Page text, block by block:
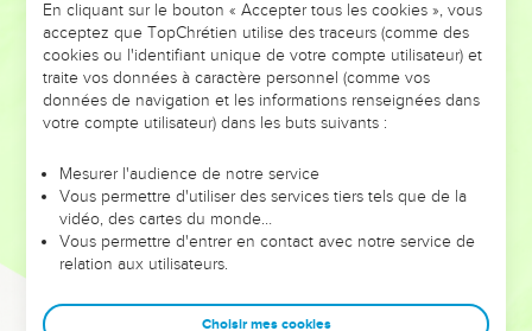
DE L’ANNÉE !
ET SI LEURS ERREURS POUVAIENT VOUS ÉVITER LES
VOTRES ?
leur foi ou leur vision. Mais on voit moins les doutes, les erreurs
et les saisons difficiles qu'ils ont traversés, alors même que ce
sont elles qui les ont façonnés.
Dans cette conférence, leaders, entrepreneurs, et responsables
clés pour avancer avec plus de sagesse afin que leurs erreurs
En cliquant sur le bouton « Accepter tous les cookies », vous
acceptez que TopChrétien utilise des traceurs (comme des
cookies ou l'identifiant unique de votre compte utilisateur) et
traite vos données à caractère personnel (comme vos
données de navigation et les informations renseignées dans
votre compte utilisateur) dans les buts suivants :
Mesurer l'audience de notre service
Vous permettre d'utiliser des services tiers tels que de la
vidéo, des cartes du monde…
Vous permettre d'entrer en contact avec notre service de
relation aux utilisateurs.
Choisir mes cookies